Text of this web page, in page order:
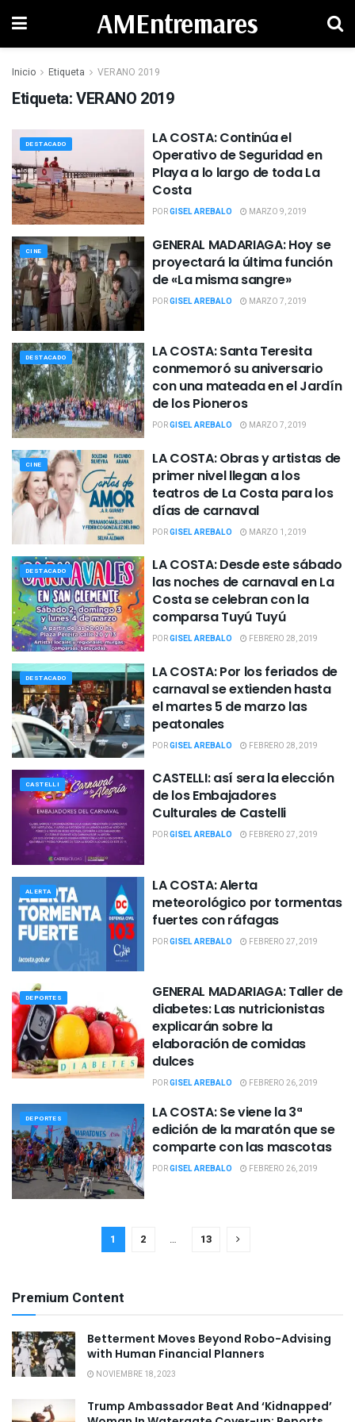
AMEntremares
Inicio Etiqueta VERANO 2019
Etiqueta:VERANO 2019
DESTACADO
LA COSTA: Continúa el
Operativo de Seguridad en
Playa a lo largo de toda La
Costa
PORGISEL AREBALO MARZO 9, 2019
CINE
GENERAL MADARIAGA: Hoy se
proyectará la última función
de «La misma sangre»
PORGISEL AREBALO MARZO 7, 2019
DESTACADO
LA COSTA: Santa Teresita
conmemoró su aniversario
con una mateada en el Jardín
de los Pioneros
PORGISEL AREBALO MARZO 7, 2019
CINE
LA COSTA: Obras y artistas de
primer nivel llegan a los
teatros de La Costa para los
días de carnaval
PORGISEL AREBALO MARZO 1, 2019
DESTACADO
LA COSTA: Desde este sábado
las noches de carnaval en La
Costa se celebran con la
comparsa Tuyú Tuyú
PORGISEL AREBALO FEBRERO 28, 2019
DESTACADO
LA COSTA: Por los feriados de
carnaval se extienden hasta
el martes 5 de marzo las
peatonales
PORGISEL AREBALO FEBRERO 28, 2019
CASTELLI
CASTELLI: así sera la elección
de los Embajadores
Culturales de Castelli
PORGISEL AREBALO FEBRERO 27, 2019
ALERTA
LA COSTA: Alerta
meteorológico por tormentas
fuertes con ráfagas
PORGISEL AREBALO FEBRERO 27, 2019
DEPORTES
GENERAL MADARIAGA: Taller de
diabetes: Las nutricionistas
explicarán sobre la
elaboración de comidas
dulces
PORGISEL AREBALO FEBRERO 26, 2019
DEPORTES
LA COSTA: Se viene la 3ª
edición de la maratón que se
comparte con las mascotas
PORGISEL AREBALO FEBRERO 26, 2019
1 2 … 13
Premium Content
Betterment Moves Beyond Robo-Advising
with Human Financial Planners
NOVIEMBRE 18, 2023
Trump Ambassador Beat And ‘Kidnapped’